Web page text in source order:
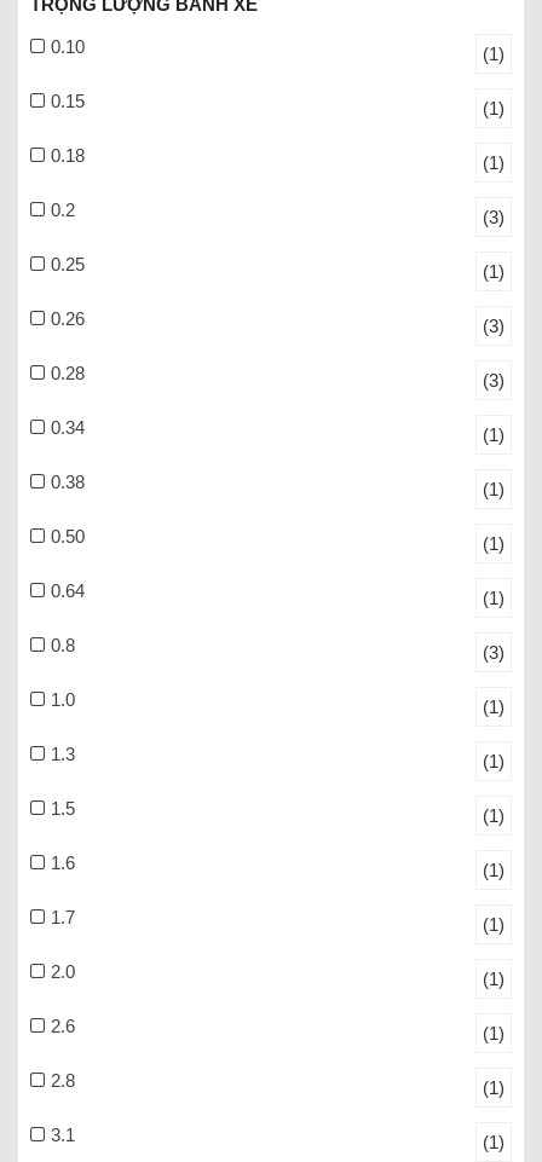
TRỌNG LƯỢNG BÁNH XE
0.10 (1)
0.15 (1)
0.18 (1)
0.2 (3)
0.25 (1)
0.26 (3)
0.28 (3)
0.34 (1)
0.38 (1)
0.50 (1)
0.64 (1)
0.8 (3)
1.0 (1)
1.3 (1)
1.5 (1)
1.6 (1)
1.7 (1)
2.0 (1)
2.6 (1)
2.8 (1)
3.1 (1)